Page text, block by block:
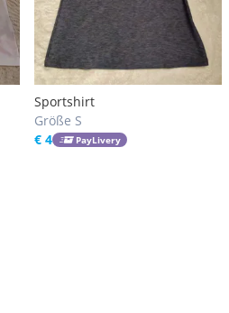
Sportshirt
Größe S
€ 4
PayLivery